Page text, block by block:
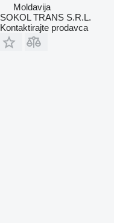
Moldavija
SOKOL TRANS S.R.L.
Kontaktirajte prodavca